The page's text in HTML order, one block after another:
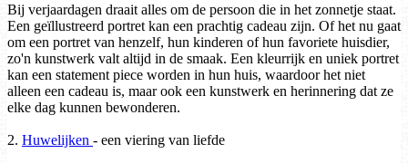
Bij verjaardagen draait alles om de persoon die in het zonnetje staat.
Een geïllustreerd portret kan een prachtig cadeau zijn. Of het nu gaat
om een portret van henzelf, hun kinderen of hun favoriete huisdier,
zo'n kunstwerk valt altijd in de smaak. Een kleurrijk en uniek portret
kan een statement piece worden in hun huis, waardoor het niet
alleen een cadeau is, maar ook een kunstwerk en herinnering dat ze
elke dag kunnen bewonderen.
2. Huwelijken - een viering van liefde